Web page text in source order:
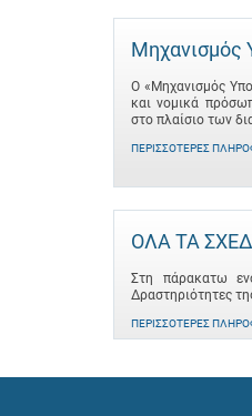
Μηχανισμός
Ο «Μηχανισμός
και νομικά
στο πλαίσιο των
ΠΕΡΙΣΣΌΤΕΡΕΣ
ΟΛΑ ΤΑ
Στη πάρακατω
Δραστηριότητες
ΠΕΡΙΣΣΌΤΕΡΕΣ